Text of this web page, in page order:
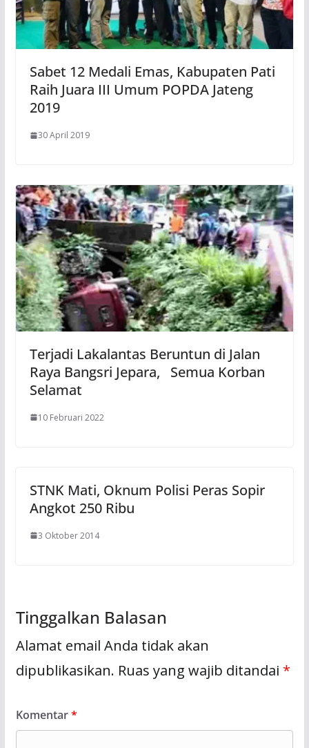
Sabet 12 Medali Emas, Kabupaten Pati
Raih Juara III Umum POPDA Jateng
2019
30 April 2019
Terjadi Lakalantas Beruntun di Jalan
Raya Bangsri Jepara, Semua Korban
Selamat
10 Februari 2022
STNK Mati, Oknum Polisi Peras Sopir
Angkot 250 Ribu
3 Oktober 2014
Tinggalkan Balasan
Alamat email Anda tidak akan
dipublikasikan. Ruas yang wajib ditandai *
Komentar*